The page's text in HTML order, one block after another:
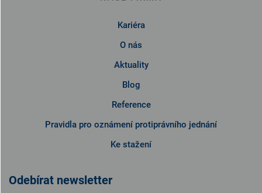
Kariéra
O nás
Aktuality
Blog
Reference
Pravidla pro oznámení protiprávního jednání
Ke stažení
Odebírat newsletter